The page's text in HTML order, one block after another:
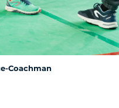
Coachman